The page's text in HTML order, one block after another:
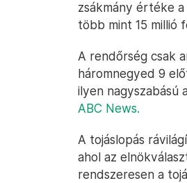
zsákmány értéke
több mint 15 millió
A rendőrség csak
háromnegyed 9
ilyen nagyszabású
ABC News.
A tojáslopás
ahol az
rendszeresen a